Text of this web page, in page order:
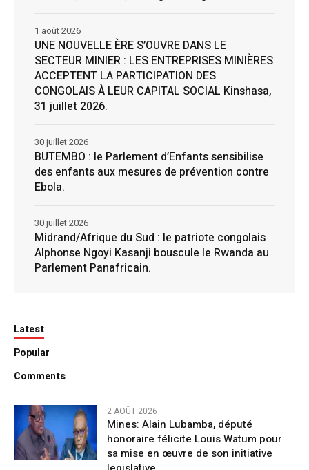
UNE NOUVELLE ÈRE S’OUVRE DANS LE
SECTEUR MINIER : LES ENTREPRISES MINIÈRES
ACCEPTENT LA PARTICIPATION DES
CONGOLAIS À LEUR CAPITAL SOCIAL Kinshasa,
31 juillet 2026.
1 août 2026
BUTEMBO : le Parlement d’Enfants sensibilise
des enfants aux mesures de prévention contre
Ebola.
30 juillet 2026
Midrand/Afrique du Sud : le patriote congolais
Alphonse Ngoyi Kasanji bouscule le Rwanda au
Parlement Panafricain.
30 juillet 2026
Latest
Popular
Comments
2 AOÛT 2026
Mines: Alain Lubamba, député
honoraire félicite Louis Watum pour
sa mise en œuvre de son initiative